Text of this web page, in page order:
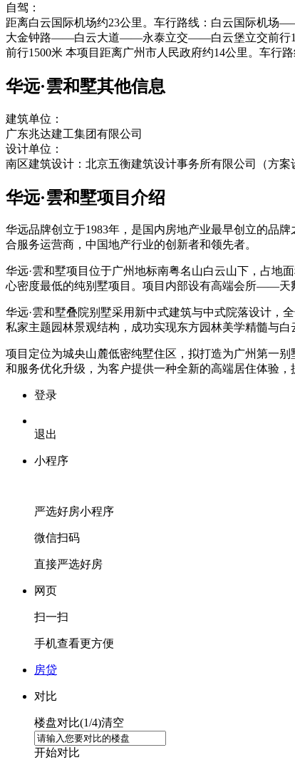
自驾：
距离白云国际机场约23公里。车行路线：白云国际机
大金钟路——白云大道——永泰立交——白云堡立交前行
前行1500米 本项目距离广州市人民政府约14公里。
华远·雲和墅其他信息
建筑单位：
广东兆达建工集团有限公司
设计单位：
南区建筑设计：北京五衡建筑设计事务所有限公司（方
华远·雲和墅项目介绍
华远品牌创立于1983年，是国内房地产业最早创立的品
合服务运营商，中国地产行业的创新者和领先者。
华远·雲和墅项目位于广州地标南粤名山白云山下，占地
心密度最低的纯别墅项目。项目内部设有高端会所——天
华远·雲和墅叠院别墅采用新中式建筑与中式院落设计，
私家主题园林景观结构，成功实现东方园林美学精髓与白
项目定位为城央山麓低密纯墅住区，拟打造为广州第一
和服务优化升级，为客户提供一种全新的高端居住体验
登录
退出
小程序
严选好房小程序
微信扫码
直接严选好房
网页
扫一扫
手机查看更方便
房贷
对比
楼盘对比(1/4)清空
开始对比